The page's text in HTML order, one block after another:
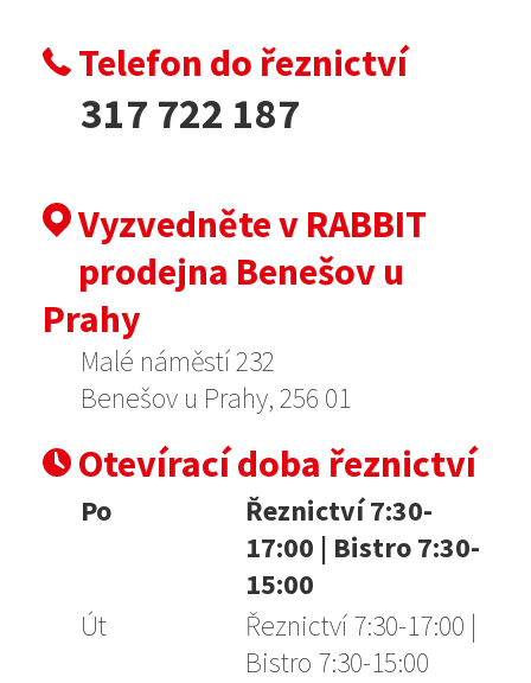
Telefon do řeznictví
317 722 187
Vyzvedněte v RABBIT
prodejna Benešov u
Prahy
Malé náměstí 232
Benešov u Prahy, 256 01
Otevírací doba řeznictví
Po
Řeznictví 7:30-
17:00 | Bistro 7:30-
15:00
Út
Řeznictví 7:30-17:00 |
Bistro 7:30-15:00